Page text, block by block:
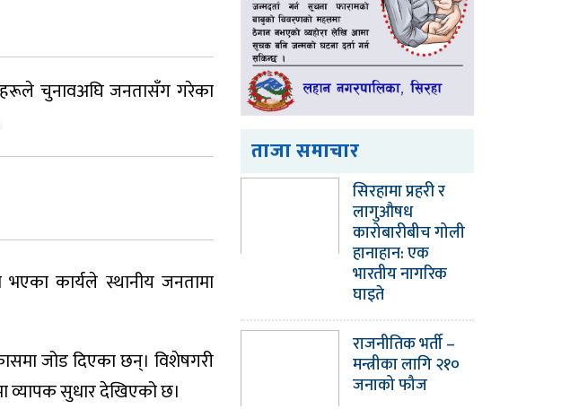
चुनावअघि जनतासँग गरेका
भएका कार्यले स्थानीय जनतामा
जोड दिएका छन्। विशेषगरी
व्यापक सुधार देखिएको छ।
ताजा समाचार
सिरहामा प्रहरी र
लागुऔषध
कारोबारीबीच गोली
हानाहान: एक
भारतीय नागरिक
घाइते
राजनीतिक भर्ती –
मन्त्रीका लागि २१०
जनाको फौज